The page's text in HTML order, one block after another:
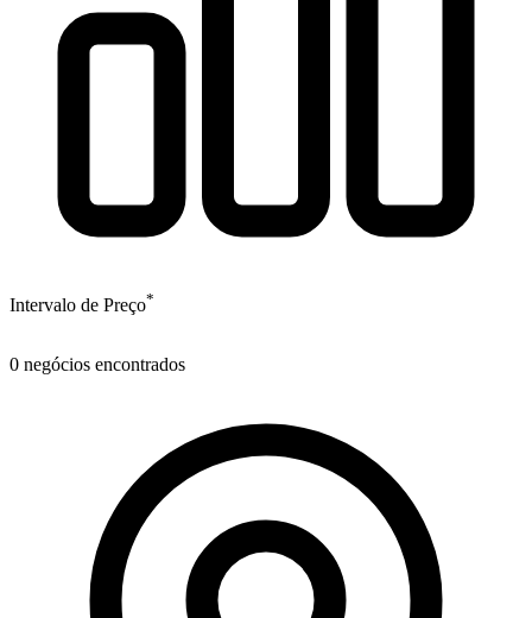
Intervalo de Preço*
0 negócios encontrados